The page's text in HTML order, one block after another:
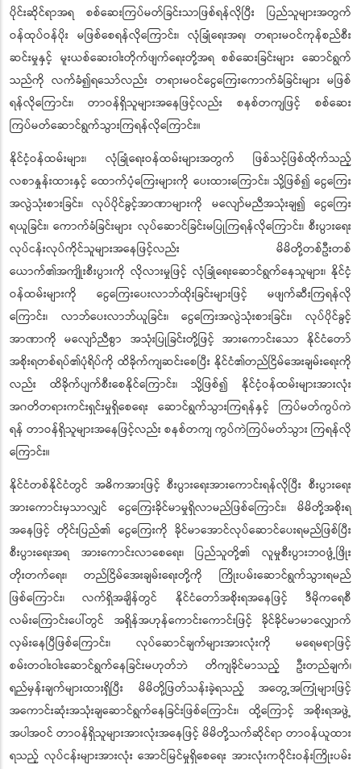
ပိုင်းဆိုင်ရာအရ စစ်ဆေးကြပ်မတ်ခြင်းသာဖြစ်ရန်လိုပြီး ပြည်သူများအတွက်
ဝန်ထုပ်ဝန်ပိုး မဖြစ်စေရန်လိုကြောင်း၊ လုံခြုံရေးအရ၊ တရားမဝင်ကုန်စည်စီး
ဆင်းမှုနှင့် မူးယစ်ဆေးဝါးတိုက်ဖျက်ရေးတို့အရ စစ်ဆေးခြင်းများ ဆောင်ရွက်
သည်ကို လက်ခံ၍ရသော်လည်း တရားမဝင်ငွေကြေးကောက်ခံခြင်းများ မဖြစ်
ရန်လိုကြောင်း၊ တာဝန်ရှိသူများအနေဖြင့်လည်း စနစ်တကျဖြင့် စစ်ဆေး
ကြပ်မတ်ဆောင်ရွက်သွားကြရန်လိုကြောင်း။
နိုင်ငံ့ဝန်ထမ်းများ၊ လုံခြုံရေးဝန်ထမ်းများအတွက် ဖြစ်သင့်ဖြစ်ထိုက်သည့်
လစာနှုန်းထားနှင့် ထောက်ပံ့ကြေးများကို ပေးထားကြောင်း၊ သို့ဖြစ်၍ ငွေကြေး
အလွဲသုံးစားခြင်း၊ လုပ်ပိုင်ခွင့်အာဏာများကို မလျော်မညီအသုံးချ၍ ငွေကြေး
ရယူခြင်း၊ ကောက်ခံခြင်းများ လုပ်ဆောင်ခြင်းမပြုကြရန်လိုကြောင်း၊ စီးပွားရေး
လုပ်ငန်းလုပ်ကိုင်သူများအနေဖြင့်လည်း မိမိတို့တစ်ဦးတစ်
ယောက်၏အကျိုးစီးပွားကို လိုလားမှုဖြင့် လုံခြုံရေးဆောင်ရွက်နေသူများ၊ နိုင်ငံ့
ဝန်ထမ်းများကို ငွေကြေးပေးလာဘ်ထိုးခြင်းများဖြင့် မဖျက်ဆီးကြရန်လို
ကြောင်း၊ လာဘ်ပေးလာဘ်ယူခြင်း၊ ငွေကြေးအလွဲသုံးစားခြင်း၊ လုပ်ပိုင်ခွင့်
အာဏာကို မလျော်ညီစွာ အသုံးပြုခြင်းတို့ဖြင့် အားကောင်းသော နိုင်ငံတော်
အစိုးရတစ်ရပ်၏ပုံရိပ်ကို ထိခိုက်ကျဆင်းစေပြီး နိုင်ငံ၏တည်ငြိမ်အေးချမ်းရေးကို
လည်း ထိခိုက်ပျက်စီးစေနိုင်ကြောင်း၊ သို့ဖြစ်၍ နိုင်ငံ့ဝန်ထမ်းများအားလုံး
အဂတိတရားကင်းရှင်းမှုရှိစေရေး ဆောင်ရွက်သွားကြရန်နှင့် ကြပ်မတ်ကွပ်ကဲ
ရန် တာဝန်ရှိသူများအနေဖြင့်လည်း စနစ်တကျ ကွပ်ကဲကြပ်မတ်သွား ကြရန်လို
ကြောင်း။
နိုင်ငံတစ်နိုင်ငံတွင် အဓိကအားဖြင့် စီးပွားရေးအားကောင်းရန်လိုပြီး စီးပွားရေး
အားကောင်းမှသာလျှင် ငွေကြေးခိုင်မာမှုရှိလာမည်ဖြစ်ကြောင်း၊ မိမိတို့အစိုးရ
အနေဖြင့် တိုင်းပြည်၏ ငွေကြေးကို ခိုင်မာအောင်လုပ်ဆောင်ပေးရမည်ဖြစ်ပြီး
စီးပွားရေးအရ အားကောင်းလာစေရေး၊ ပြည်သူတို့၏ လူမှုစီးပွားဘဝဖွံ့ဖြိုး
တိုးတက်ရေး၊ တည်ငြိမ်အေးချမ်းရေးတို့ကို ကြိုးပမ်းဆောင်ရွက်သွားရမည်
ဖြစ်ကြောင်း၊ လက်ရှိအချိန်တွင် နိုင်ငံတော်အစိုးရအနေဖြင့် ဒီမိုကရေစီ
လမ်းကြောင်းပေါ်တွင် အရှိန်အဟုန်ကောင်းကောင်းဖြင့် ခိုင်ခိုင်မာမာလျှောက်
လှမ်းနေပြီဖြစ်ကြောင်း၊ လုပ်ဆောင်ချက်များအားလုံးကို မရေမရာဖြင့်
စမ်းတဝါးဝါးဆောင်ရွက်နေခြင်းမဟုတ်ဘဲ တိကျခိုင်မာသည့် ဦးတည်ချက်၊
ရည်မှန်းချက်များထားရှိပြီး မိမိတို့ဖြတ်သန်းခဲ့ရသည့် အတွေ့အကြုံများဖြင့်
အကောင်းဆုံးအသုံးချဆောင်ရွက်နေခြင်းဖြစ်ကြောင်း၊ ထို့ကြောင့် အစိုးရအဖွဲ့
အပါအဝင် တာဝန်ရှိသူများအားလုံးအနေဖြင့် မိမိတို့သက်ဆိုင်ရာ တာဝန်ယူထား
ရသည့် လုပ်ငန်းများအားလုံး အောင်မြင်မှုရှိစေရေး အားလုံးကဝိုင်းဝန်းကြိုးပမ်း